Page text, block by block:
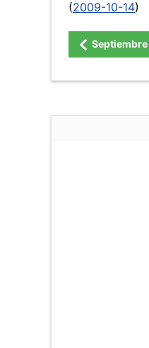
(2009-10-14)
Septiembre